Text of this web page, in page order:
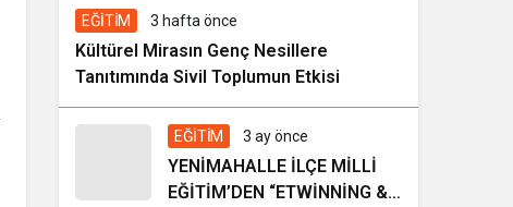
EĞİTİM 3 hafta önce
Kültürel Mirasın Genç Nesillere
Tanıtımında Sivil Toplumun Etkisi
EĞİTİM 3 ay önce
YENİMAHALLE İLÇE MİLLİ
EĞİTİM’DEN “ETWİNNİNG &